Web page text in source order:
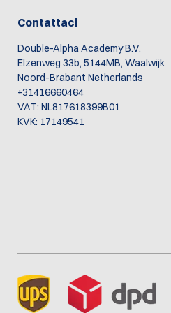
Contattaci
Double-Alpha Academy B.V.
Elzenweg 33b, 5144MB, Waalwijk
Noord-Brabant Netherlands
+31416660464
VAT: NL817618399B01
KVK: 17149541